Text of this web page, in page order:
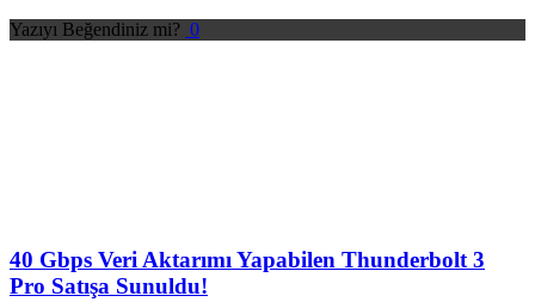
Yazıyı Beğendiniz mi? 0
40 Gbps Veri Aktarımı Yapabilen Thunderbolt 3
Pro Satışa Sunuldu!